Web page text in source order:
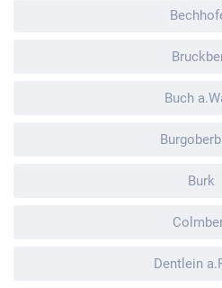
Buch
Burk
Dentlein